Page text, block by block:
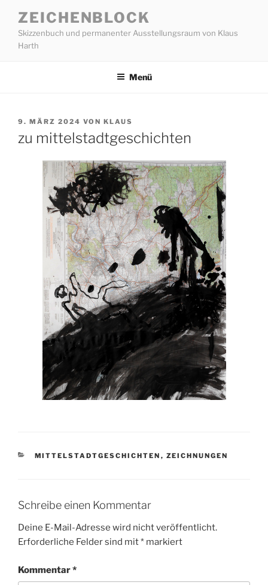
Inhalt
springen
ZEICHENBLOCK
Skizzenbuch und permanenter Ausstellungsraum von Klaus
Harth
Menü
VERÖFFENTLICHT
9. MÄRZ 2024 VON KLAUS
zu mittelstadtgeschichten
KATEGORIEN
MITTELSTADTGESCHICHTEN , ZEICHNUNGEN
Schreibe einen Kommentar
Deine E-Mail-Adresse wird nicht veröffentlicht.
Erforderliche Felder sind mit* markiert
Kommentar*